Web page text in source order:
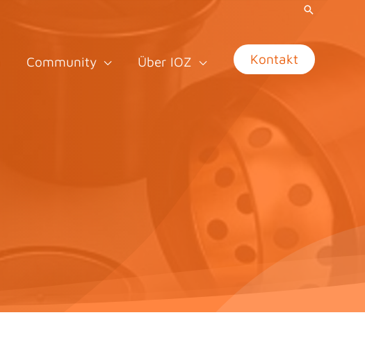
Community Über IOZ Kontakt